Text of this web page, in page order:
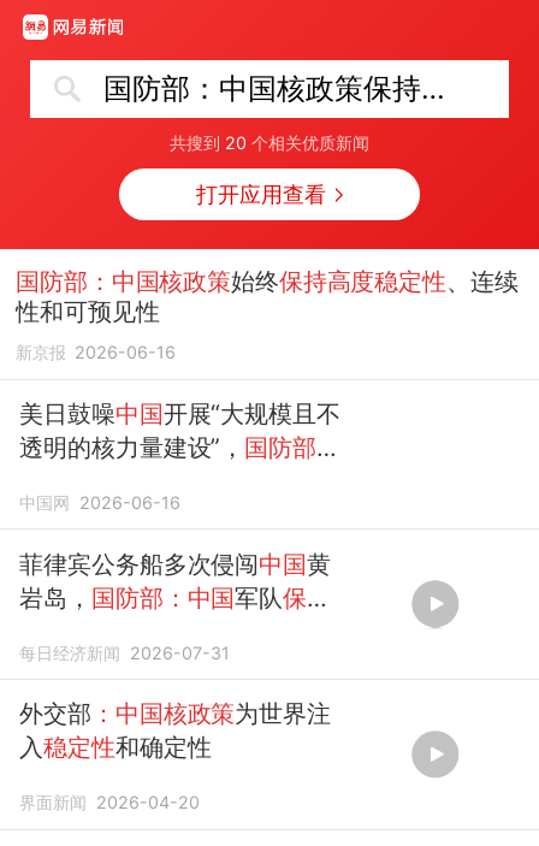
国防部：中国核政策保持高度稳定性
共搜到 20 个相关优质新闻
打开应用查看
国防部：中国核政策始终保持高度稳定性、连续
性和可预见性
新京报 2026-06-16
美日鼓噪中国开展“大规模且不
透明的核力量建设”， 国防部：
性、连续性和可预见性
中国网 2026-06-16
菲律宾公务船多次侵闯中国黄
岩岛， 国防部：中国军队保持
能得逞
每日经济新闻 2026-07-31
外交部 ：中国核政策为世界注
入稳定性和确定性
界面新闻 2026-04-20